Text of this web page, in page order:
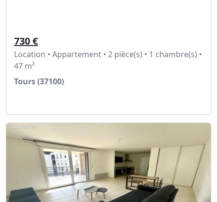
730 €
Location • Appartement • 2 pièce(s) • 1 chambre(s) •
47 m²
Tours (37100)